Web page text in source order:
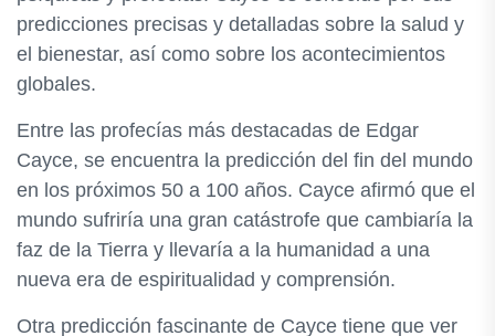
predicciones precisas y detalladas sobre la salud y
el bienestar, así como sobre los acontecimientos
globales.
Entre las profecías más destacadas de Edgar
Cayce, se encuentra la predicción del fin del mundo
en los próximos 50 a 100 años. Cayce afirmó que el
mundo sufriría una gran catástrofe que cambiaría la
faz de la Tierra y llevaría a la humanidad a una
nueva era de espiritualidad y comprensión.
Otra predicción fascinante de Cayce tiene que ver